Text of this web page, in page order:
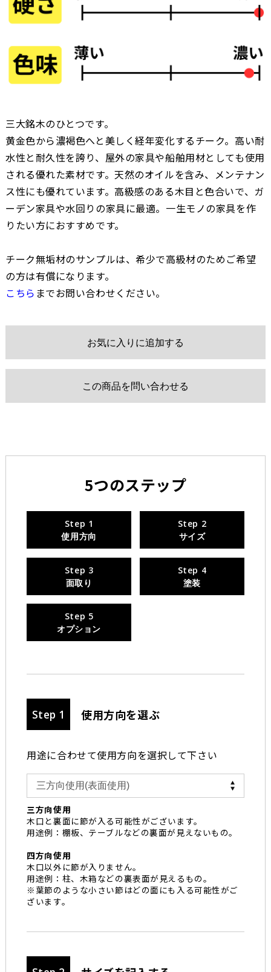
三大銘木のひとつです。
黄金色から濃褐色へと美しく経年変化するチーク。高い耐
水性と耐久性を誇り、屋外の家具や船舶用材としても使用
される優れた素材です。天然のオイルを含み、メンテナン
ス性にも優れています。高級感のある木目と色合いで、ガ
ーデン家具や水回りの家具に最適。一生モノの家具を作
りたい方におすすめです。
チーク無垢材のサンプルは、希少で高級材のためご希望
の方は有償になります。
こちら までお問い合わせください。
お気に入りに追加する
この商品を問い合わせる
5つのステップ
Step 1
使用方向
Step 2
サイズ
Step 3
面取り
Step 4
塗装
Step 5
オプション
Step 1 使用方向を選ぶ
用途に合わせて使用方向を選択して下さい
三方向使用
木口と裏面に節が入る可能性がございます。
用途例：棚板、テーブルなどの裏面が見えないもの。
四方向使用
木口以外に節が入りません。
用途例：柱、木箱などの裏表面が見えるもの。
※葉節のような小さい節はどの面にも入る可能性がご
ざいます。